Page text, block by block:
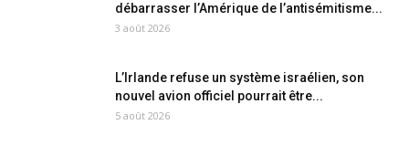
débarrasser l’Amérique de l’antisémitisme...
3 août 2026
L’Irlande refuse un système israélien, son
nouvel avion officiel pourrait être...
5 août 2026